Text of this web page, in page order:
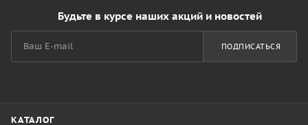
Будьте в курсе наших акций и новостей
ПОДПИСАТЬСЯ
КАТАЛОГ